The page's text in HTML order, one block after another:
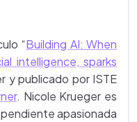
“Building AI: When
intelligence, sparks
y publicado por ISTE
. Nicole Krueger es
apasionada